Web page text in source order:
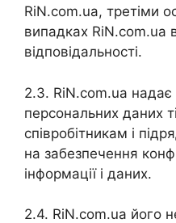
RiN.com.ua, третіми
випадках RiN.com.ua
відповідальності.
2.3. RiN.com.ua надає
персональних даних
співробітникам і
на забезпечення
інформації і даних.
2.4. RiN.com.ua його